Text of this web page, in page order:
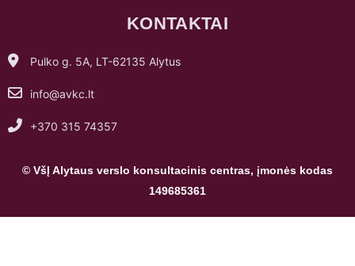
KONTAKTAI
Pulko g. 5A, LT-62135 Alytus
info@avkc.lt
+370 315 74357
© VšĮ Alytaus verslo konsultacinis centras, įmonės kodas
149685361